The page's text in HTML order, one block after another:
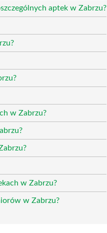
aptek w Zabrzu?
w Zabrzu?
w Zabrzu?
w Zabrzu?